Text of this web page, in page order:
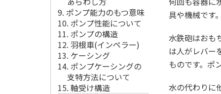
9. ポンプ能力のもつ意味
10. ポンプ性能について
11. ポンプの構造
12. 羽根車(インペラー)
13. ケーシング
14. ポンプケーシングの
支特方法について
15. 軸受け構造
具や機械です
水鉄砲はおも
は人がレバー
ものです。ポ
水の代わりに